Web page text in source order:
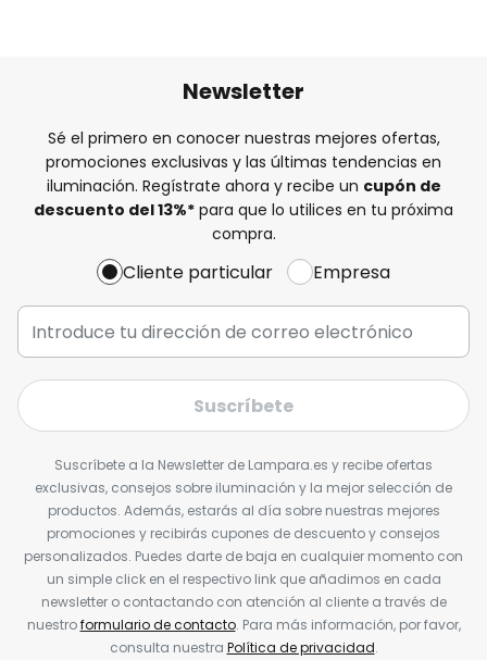
Newsletter
Sé el primero en conocer nuestras mejores ofertas,
promociones exclusivas y las últimas tendencias en
iluminación. Regístrate ahora y recibe un cupón de
descuento del13%* para que lo utilices en tu próxima
compra.
Cliente particular Empresa
Suscríbete
Suscríbete a la Newsletter de Lampara.es y recibe ofertas
exclusivas, consejos sobre iluminación y la mejor selección de
productos. Además, estarás al día sobre nuestras mejores
promociones y recibirás cupones de descuento y consejos
personalizados. Puedes darte de baja en cualquier momento con
un simple click en el respectivo link que añadimos en cada
newsletter o contactando con atención al cliente a través de
nuestroformulario de contacto. Para más información, por favor,
consulta nuestra Política de privacidad.